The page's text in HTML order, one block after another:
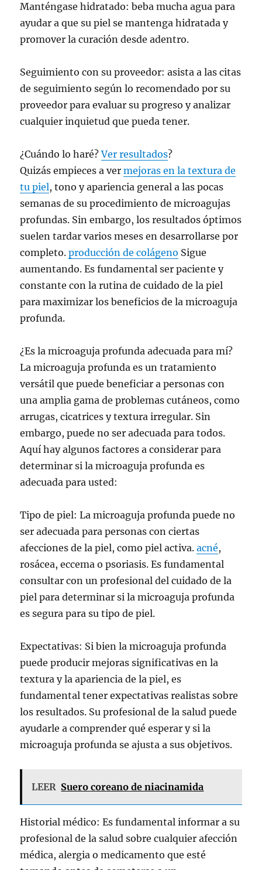
Manténgase hidratado: beba mucha agua para
ayudar a que su piel se mantenga hidratada y
promover la curación desde adentro.
Seguimiento con su proveedor: asista a las citas
de seguimiento según lo recomendado por su
proveedor para evaluar su progreso y analizar
cualquier inquietud que pueda tener.
¿Cuándo lo haré?Ver resultados?
Quizás empieces a vermejoras en la textura de
tu piel, tono y apariencia general a las pocas
semanas de su procedimiento de microagujas
profundas. Sin embargo, los resultados óptimos
suelen tardar varios meses en desarrollarse por
completo.producción de colágeno Sigue
aumentando. Es fundamental ser paciente y
constante con la rutina de cuidado de la piel
para maximizar los beneficios de la microaguja
profunda.
¿Es la microaguja profunda adecuada para mí?
La microaguja profunda es un tratamiento
versátil que puede beneficiar a personas con
una amplia gama de problemas cutáneos, como
arrugas, cicatrices y textura irregular. Sin
embargo, puede no ser adecuada para todos.
Aquí hay algunos factores a considerar para
determinar si la microaguja profunda es
adecuada para usted:
Tipo de piel: La microaguja profunda puede no
ser adecuada para personas con ciertas
afecciones de la piel, como piel activa.acné,
rosácea, eccema o psoriasis. Es fundamental
consultar con un profesional del cuidado de la
piel para determinar si la microaguja profunda
es segura para su tipo de piel.
Expectativas: Si bien la microaguja profunda
puede producir mejoras significativas en la
textura y la apariencia de la piel, es
fundamental tener expectativas realistas sobre
los resultados. Su profesional de la salud puede
ayudarle a comprender qué esperar y si la
microaguja profunda se ajusta a sus objetivos.
LEER Suero coreano de niacinamida
Historial médico: Es fundamental informar a su
profesional de la salud sobre cualquier afección
médica, alergia o medicamento que esté